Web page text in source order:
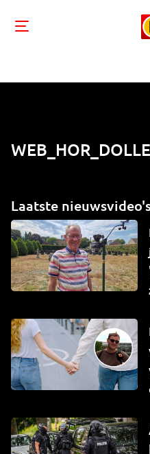
Laatste